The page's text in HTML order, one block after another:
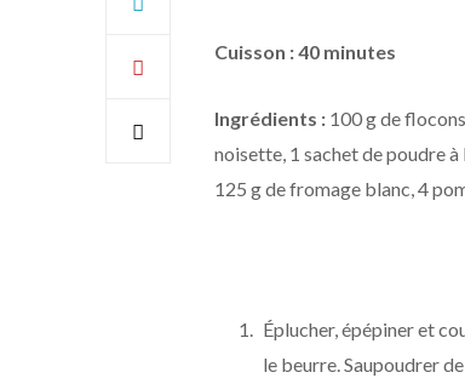
Cuisson : 40 minutes
Ingrédients : 100 g de
noisette, 1 sachet de poudre à
125 g de fromage blanc, 4
Éplucher, épépiner et
le beurre. Saupoudrer